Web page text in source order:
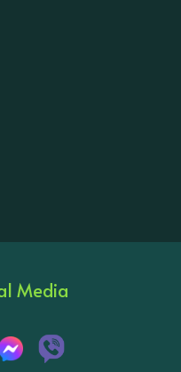
Media